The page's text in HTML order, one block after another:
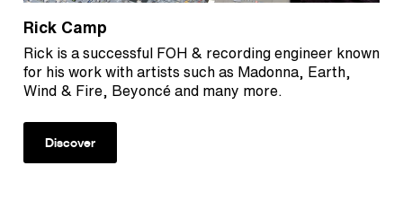
Rick Camp
Rick is a successful FOH & recording engineer known
for his work with artists such as Madonna, Earth,
Wind & Fire, Beyoncé and many more.
Discover